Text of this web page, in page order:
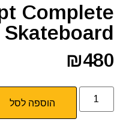
Complete
Skateboard
₪480
הוספה לסל